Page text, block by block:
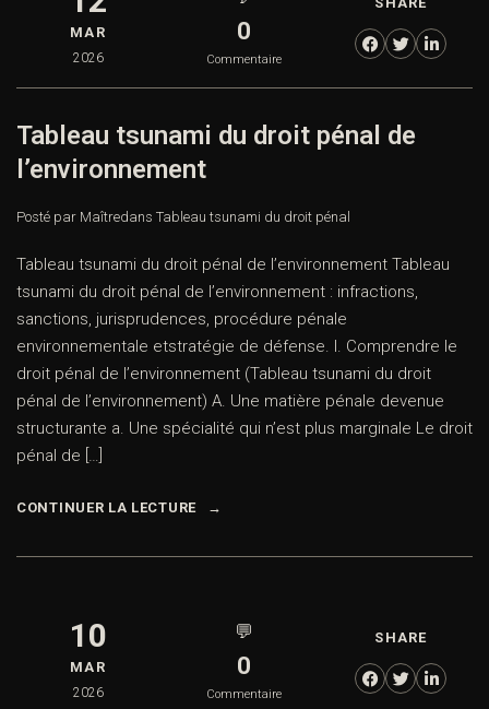
MAR
2026
0
Commentaire
Tableau tsunami du droit pénal de
l’environnement
Posté par Maîtredans Tableau tsunami du droit pénal
Tableau tsunami du droit pénal de l’environnement Tableau
tsunami du droit pénal de l’environnement : infractions,
sanctions, jurisprudences, procédure pénale
environnementale etstratégie de défense. I. Comprendre le
droit pénal de l’environnement (Tableau tsunami du droit
pénal de l’environnement) A. Une matière pénale devenue
structurante a. Une spécialité qui n’est plus marginale Le droit
pénal de […]
CONTINUER LA LECTURE
10
MAR
2026
💬
0
Commentaire
SHARE